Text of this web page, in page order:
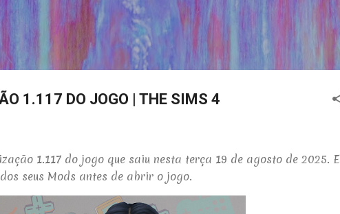
Pular para o conteúdo principal
1.117 DO JOGO | THE SIMS 4
1.117 do jogo que saiu nesta terça 19 de agosto de 2025. E
seus Mods antes de abrir o jogo.